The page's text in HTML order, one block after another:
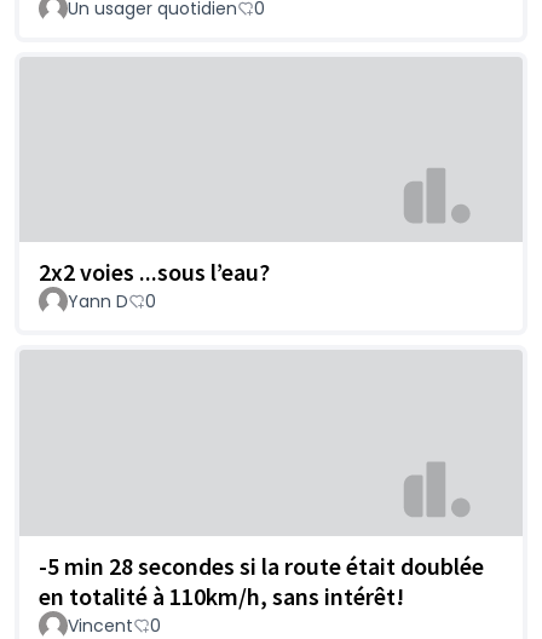
Un usager quotidien 0
2x2 voies ...sous l’eau?
Yann D 0
-5 min 28 secondes si la route était doublée
en totalité à 110km/h, sans intérêt!
Vincent 0